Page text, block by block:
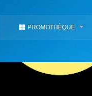
PROMOTHÈQUE